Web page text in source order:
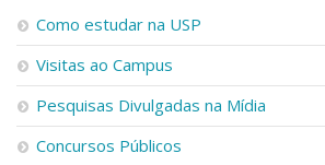
Projetos, Programas e Cursos
Artes, Cultura e Esportes
Museus e Espaços Interativos
Serviços
Bibliotecas
Apoio ao Estudante
Como estudar na USP
Visitas ao Campus
Pesquisas Divulgadas na Mídia
Concursos Públicos